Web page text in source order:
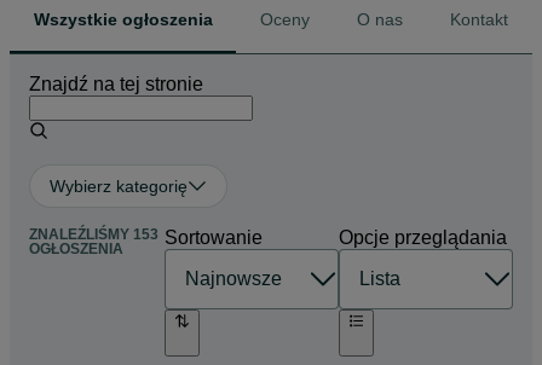
Wszystkie ogłoszenia Oceny O nas Kontakt
Znajdź na tej stronie
Wybierz kategorię
ZNALEŹLIŚMY 153
OGŁOSZENIA
Sortowanie Opcje przeglądania